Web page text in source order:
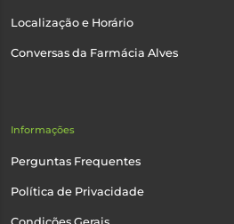
Localização e Horário
Conversas da Farmácia Alves
Informações
Perguntas Frequentes
Política de Privacidade